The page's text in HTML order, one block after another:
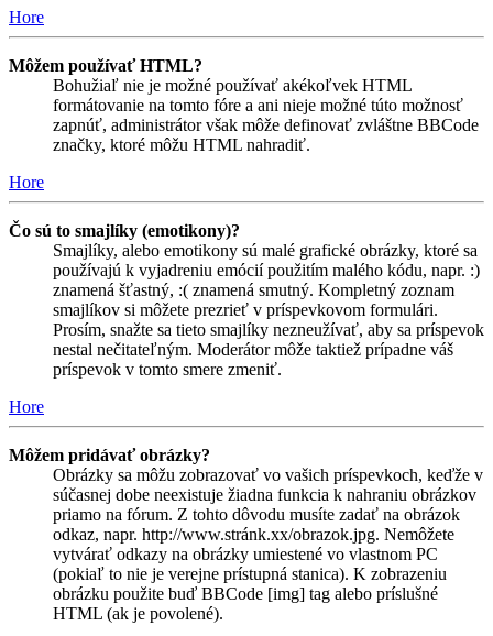
Hore
Môžem používať HTML?
Bohužiaľ nie je možné používať akékoľvek HTML
formátovanie na tomto fóre a ani nieje možné túto možnosť
zapnúť, administrátor však môže definovať zvláštne BBCode
značky, ktoré môžu HTML nahradiť.
Hore
Čo sú to smajlíky (emotikony)?
Smajlíky, alebo emotikony sú malé grafické obrázky, ktoré sa
používajú k vyjadreniu emócií použitím malého kódu, napr. :)
znamená šťastný, :( znamená smutný. Kompletný zoznam
smajlíkov si môžete prezrieť v príspevkovom formulári.
Prosím, snažte sa tieto smajlíky nezneužívať, aby sa príspevok
nestal nečitateľným. Moderátor môže taktiež prípadne váš
príspevok v tomto smere zmeniť.
Hore
Môžem pridávať obrázky?
Obrázky sa môžu zobrazovať vo vašich príspevkoch, keďže v
súčasnej dobe neexistuje žiadna funkcia k nahraniu obrázkov
priamo na fórum. Z tohto dôvodu musíte zadať na obrázok
odkaz, napr. http://www.stránk.xx/obrazok.jpg. Nemôžete
vytvárať odkazy na obrázky umiestené vo vlastnom PC
(pokiaľ to nie je verejne prístupná stanica). K zobrazeniu
obrázku použite buď BBCode [img] tag alebo príslušné
HTML (ak je povolené).